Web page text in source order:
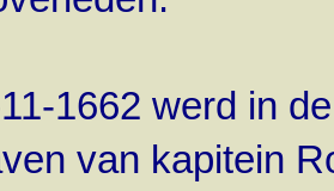
1662 werd in
van kapitein